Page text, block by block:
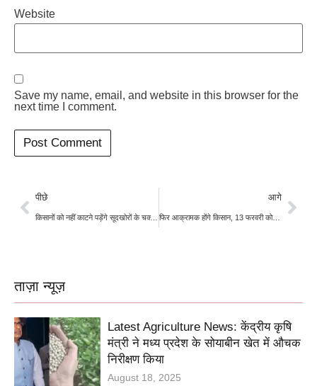
Website
Save my name, email, and website in this browser for the
next time I comment.
पीछे
किसानों को नहीं काटने पड़ेंगे सूदखोरों के चक्कर, क्रेडिट कार्ड से खेती के लिए मिलेंगे 5.51 लाख करोड़ रुपये
आगे
फिर आक्रामक होंगे किसान, 13 फरवरी को दिल्ली में प्रदर्शन करेंगे किसान
ताज़ा न्यूज़
Latest Agriculture News: केंद्रीय कृषि
मंत्री ने मध्य प्रदेश के सोयाबीन खेत में औचक
निरीक्षण किया
August 18, 2025